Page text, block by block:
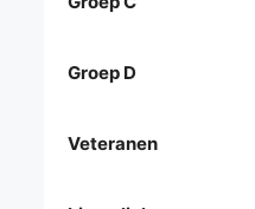
Groep D
Veteranen